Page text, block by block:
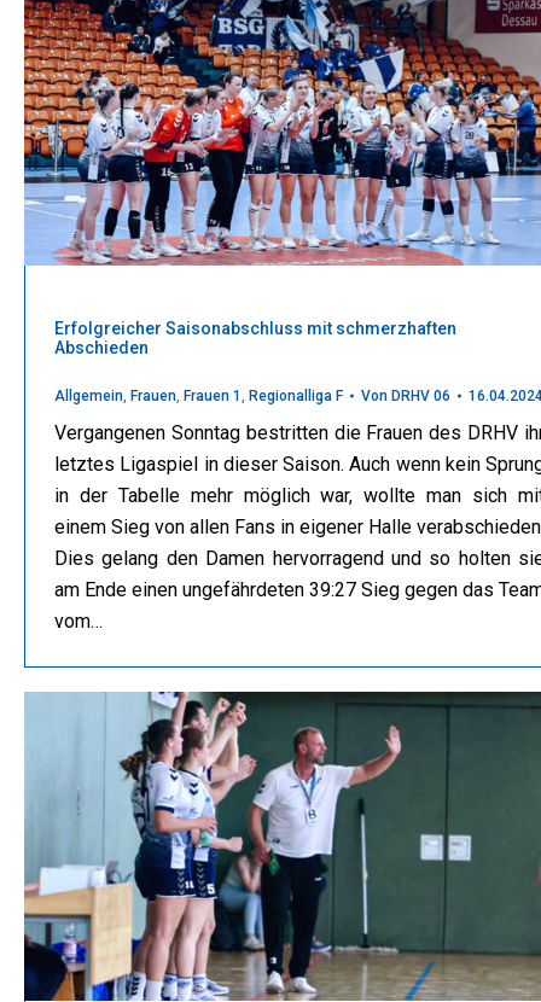
Erfolgreicher Saisonabschluss mit schmerzhaften
Abschieden
Allgemein, Frauen, Frauen 1 , Regionalliga F Von DRHV 06
Vergangenen Sonntag bestritten die Frauen des DRHV
letztes Ligaspiel in dieser Saison. Auch wenn kein
in der Tabelle mehr möglich war, wollte man sich
einem Sieg von allen Fans in eigener Halle
Dies gelang den Damen hervorragend und so holten
am Ende einen ungefährdeten 39:27 Sieg gegen das
vom…